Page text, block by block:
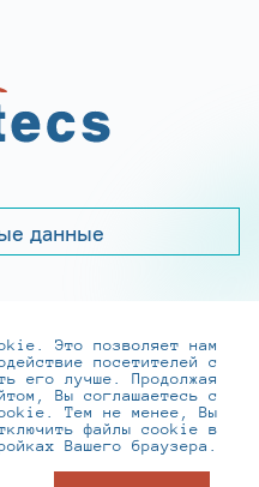
данные
8-800-250-0-260
,hr@infotecs.ru
ул., 2Б строение 1
Это позволяет нам
посетителей с
его лучше. Продолжая
Вы соглашаетесь с
Тем не менее, Вы
файлы cookie в
Вашего браузера.